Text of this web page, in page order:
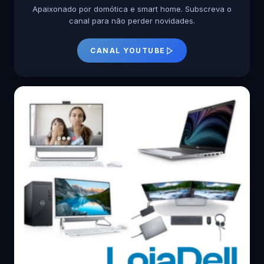
Apaixonado por domótica e smart home. Subscreva o
canal para não perder novidades.
CANAL YOUTUBE